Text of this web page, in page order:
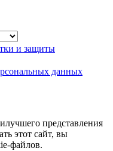
и защиты
данных
представления
этот сайт, вы
файлов.